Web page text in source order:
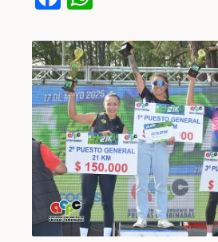
c
e
b
o
o
k
at
s
A
p
p